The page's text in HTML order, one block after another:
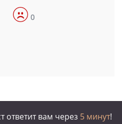
0
ответит вам через 5 минут!